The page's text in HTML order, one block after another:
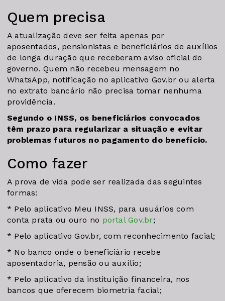
Quem precisa
A atualização deve ser feita apenas por
aposentados, pensionistas e beneficiários de auxílios
de longa duração que receberam aviso oficial do
governo. Quem não recebeu mensagem no
WhatsApp, notificação no aplicativo Gov.br ou alerta
no extrato bancário não precisa tomar nenhuma
providência.
Segundo o INSS, os beneficiários convocados
têm prazo para regularizar a situação e evitar
problemas futuros no pagamento do benefício.
Como fazer
A prova de vida pode ser realizada das seguintes
formas:
* Pelo aplicativo Meu INSS, para usuários com
conta prata ou ouro no portal Gov.br;
* Pelo aplicativo Gov.br, com reconhecimento facial;
* No banco onde o beneficiário recebe
aposentadoria, pensão ou auxílio;
* Pelo aplicativo da instituição financeira, nos
bancos que oferecem biometria facial;